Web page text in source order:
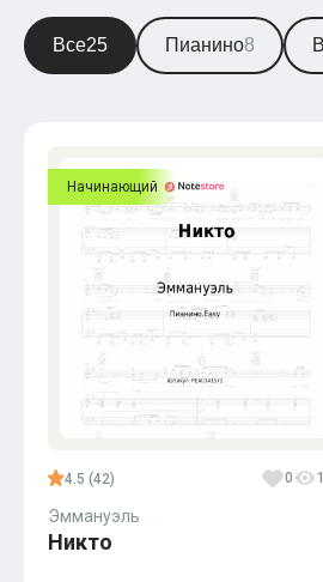
Все25 Пианино8
Начинающий
4.5 (42) 0
Эммануэль
Никто